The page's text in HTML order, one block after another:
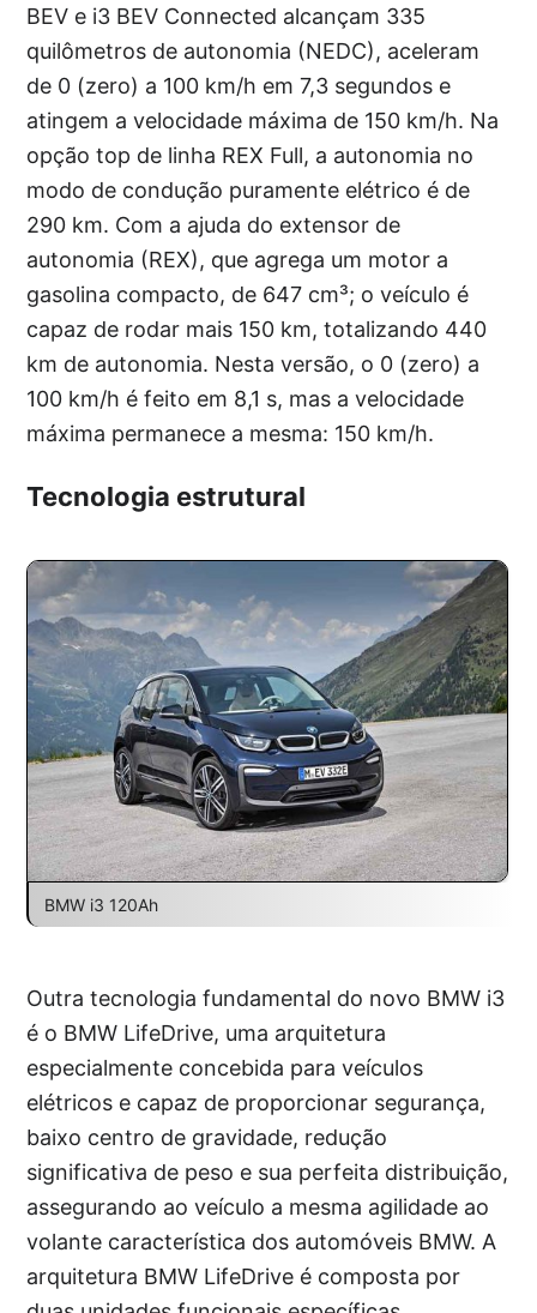
BEV e i3 BEV Connected alcançam 335
quilômetros de autonomia (NEDC), aceleram
de 0 (zero) a 100 km/h em 7,3 segundos e
atingem a velocidade máxima de 150 km/h. Na
opção top de linha REX Full, a autonomia no
modo de condução puramente elétrico é de
290 km. Com a ajuda do extensor de
autonomia (REX), que agrega um motor a
gasolina compacto, de 647 cm³; o veículo é
capaz de rodar mais 150 km, totalizando 440
km de autonomia. Nesta versão, o 0 (zero) a
100 km/h é feito em 8,1 s, mas a velocidade
máxima permanece a mesma: 150 km/h.
Tecnologia estrutural
BMW i3 120Ah
Outra tecnologia fundamental do novo BMW i3
é o BMW LifeDrive, uma arquitetura
especialmente concebida para veículos
elétricos e capaz de proporcionar segurança,
baixo centro de gravidade, redução
significativa de peso e sua perfeita distribuição,
assegurando ao veículo a mesma agilidade ao
volante característica dos automóveis BMW. A
arquitetura BMW LifeDrive é composta por